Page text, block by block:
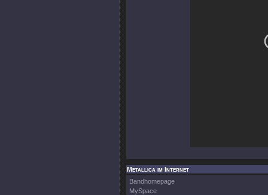
Metallica im Internet
Bandhomepage
MySpace